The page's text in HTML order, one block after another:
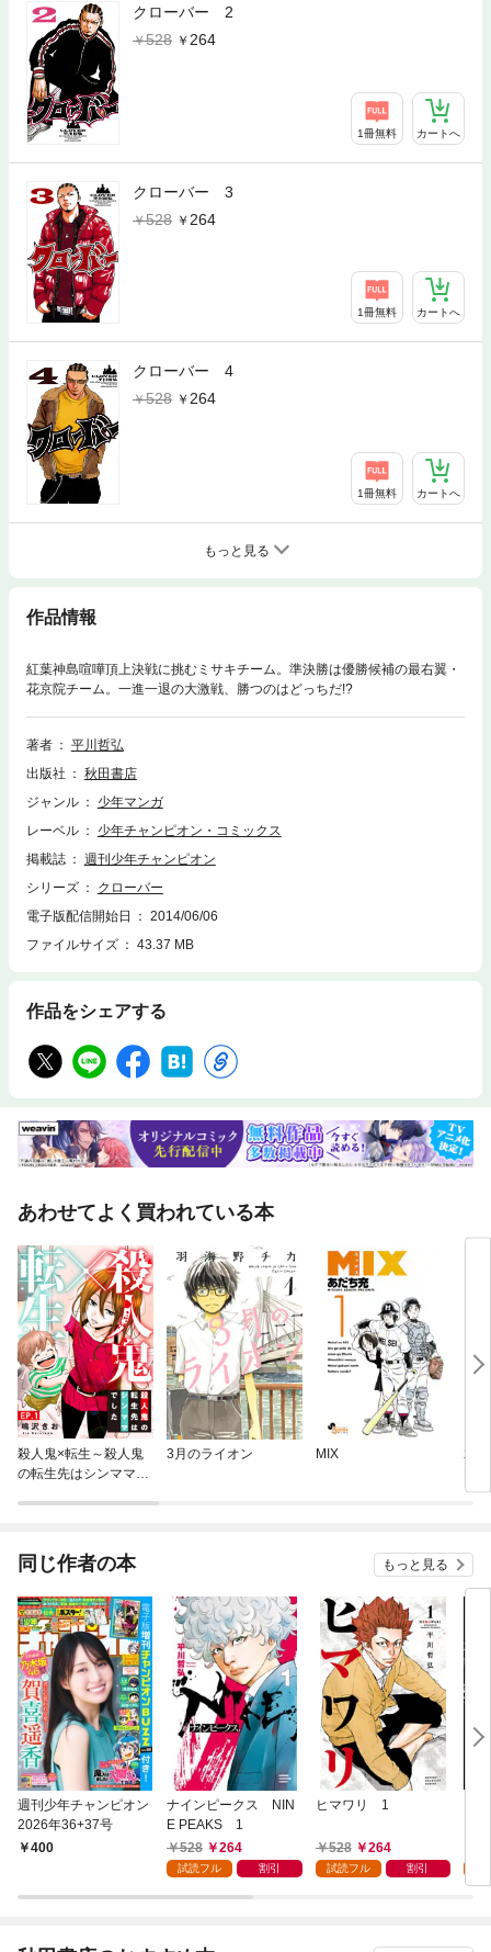
クローバー 2
528
264
1冊無料 カートへ
クローバー 3
528
264
1冊無料 カートへ
クローバー 4
528
264
1冊無料 カートへ
もっと見る
作品情報
紅葉神島喧嘩頂上決戦に挑むミサキチーム。準決勝は優勝候補の最右翼・
花京院チーム。一進一退の大激戦、勝つのはどっちだ!?
著者
平川哲弘
出版社
秋田書店
ジャンル
少年マンガ
レーベル
少年チャンピオン・コミックス
掲載誌
週刊少年チャンピオン
シリーズ
クローバー
電子版配信開始日
2014/06/06
ファイルサイズ
43.37 MB
作品をシェアする
あわせてよく買われている本
殺人鬼×転生～殺人鬼
の転生先はシンママで
3月のライオン MIX
君
だ頃
同じ作者の本 もっと見る
週刊少年チャンピオン
2026年36+37号
400
ナインピークス NIN
E PEAKS 1
528
264
試読フル 割引
ヒマワリ 1
528 264
試読フル 割引